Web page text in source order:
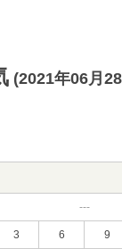
(2021年06月
---
3 6 9